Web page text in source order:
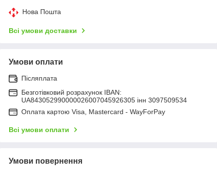
Нова Пошта
Всі умови доставки
Умови оплати
Післяплата
Безготівковий розрахунок IBAN:
UA843052990000026007045926305 інн 3097509534
Оплата картою Visa, Mastercard - WayForPay
Всі умови оплати
Умови повернення